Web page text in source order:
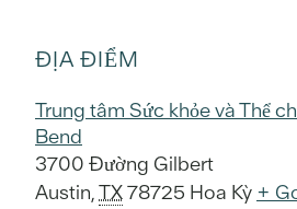
ĐỊA ĐIỂM
Trung tâm Sức khỏe và Thể
Bend
3700 Đường Gilbert
Austin,TX78725 Hoa Kỳ +